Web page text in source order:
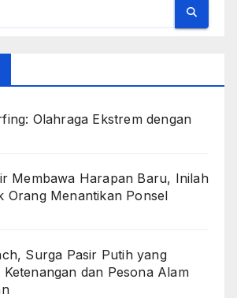
Olahraga Ekstrem dengan
Membawa Harapan Baru, Inilah
Orang Menantikan Ponsel
Surga Pasir Putih yang
dan Pesona Alam